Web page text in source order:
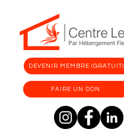
DEVENIR MEMBRE (GRATUIT)
FAIRE UN DON